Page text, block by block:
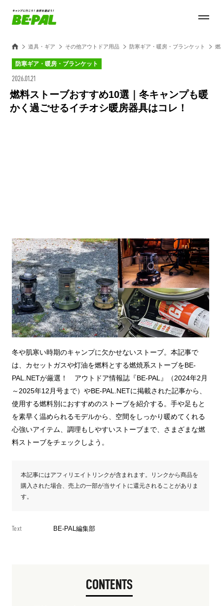
道具・ギア その他アウトドア用品 防寒ギア・暖房・ブランケット
防寒ギア・暖房・ブランケット
2026.01.21
燃料ストーブおすすめ10選｜冬キャンプも暖
かく過ごせるイチオシ暖房器具はコレ！
冬や肌寒い時期のキャンプに欠かせないストーブ。本記事で
は、カセットガスや灯油を燃料とする燃焼系ストーブをBE-
PAL.NETが厳選！ アウトドア情報誌『BE-PAL』（2024年2月
～2025年12月号まで）やBE-PAL.NETに掲載された記事から、
使用する燃料別におすすめのストーブを紹介する。手や足もと
を素早く温められるモデルから、空間をしっかり暖めてくれる
心強いアイテム、調理もしやすいストーブまで、さまざまな燃
料ストーブをチェックしよう。
本記事にはアフィリエイトリンクが含まれます。リンクから商品を
購入された場合、売上の一部が当サイトに還元されることがありま
す。
Text BE-PAL編集部
CONTENTS